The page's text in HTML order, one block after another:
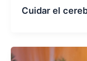
Cuidar el